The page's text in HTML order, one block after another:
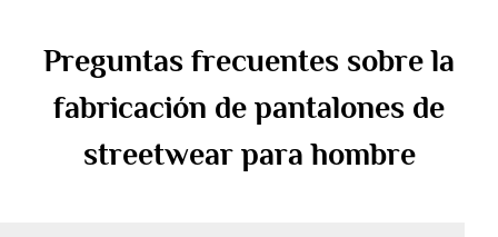
Preguntas frecuentes sobre la
fabricación de pantalones de
streetwear para hombre